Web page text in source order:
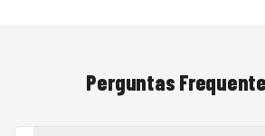
Perguntas